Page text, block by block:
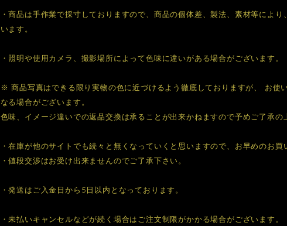
・商品は手作業で採寸しておりますので、商品の個体差、製法、素材等によ
います。
・照明や使用カメラ、撮影場所によって色味に違いがある場合がございます。
※ 商品写真はできる限り実物の色に近づけるよう徹底しておりますが、 お使
なる場合がございます。
色味、イメージ違いでの返品交換は承ることが出来かねますので予めご了承の
・在庫が他のサイトでも続々と無くなっていくと思いますので、お早めのお買
・値段交渉はお受け出来ませんのでご了承下さい。
・発送はご入金日から5日以内となっております。
・未払いキャンセルなどが続く場合はご注文制限がかかる場合がございます。